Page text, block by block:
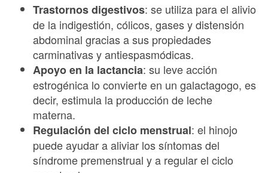
Trastornos digestivos: se utiliza para el alivio
de la indigestión, cólicos, gases y distensión
abdominal gracias a sus propiedades
carminativas y antiespasmódicas.
Apoyo en la lactancia: su leve acción
estrogénica lo convierte en un galactagogo, es
decir, estimula la producción de leche
materna.
Regulación del ciclo menstrual: el hinojo
puede ayudar a aliviar los síntomas del
síndrome premenstrual y a regular el ciclo